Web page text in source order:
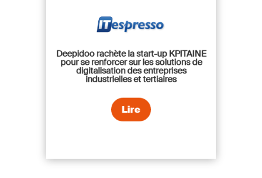
Deepidoo rachète la start-up KPITAINE
pour se renforcer sur les solutions de
digitalisation des entreprises
industrielles et tertiaires
Lire